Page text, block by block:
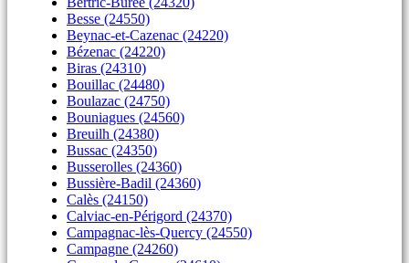
Besse (24550)
Beynac-et-Cazenac (24220)
Bézenac (24220)
Biras (24310)
Bouillac (24480)
Boulazac (24750)
Bouniagues (24560)
Breuilh (24380)
Bussac (24350)
Busserolles (24360)
Bussière-Badil (24360)
Calès (24150)
Calviac-en-Périgord (24370)
Campagnac-lès-Quercy (24550)
Campagne (24260)